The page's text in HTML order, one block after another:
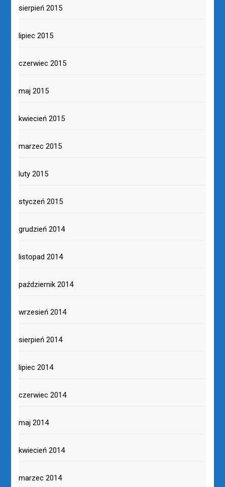
sierpień 2015
lipiec 2015
czerwiec 2015
maj 2015
kwiecień 2015
marzec 2015
luty 2015
styczeń 2015
grudzień 2014
listopad 2014
październik 2014
wrzesień 2014
sierpień 2014
lipiec 2014
czerwiec 2014
maj 2014
kwiecień 2014
marzec 2014